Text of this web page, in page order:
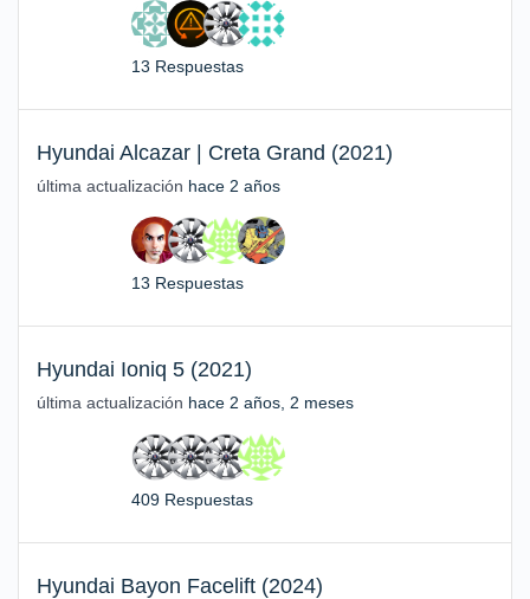
13 Respuestas
Hyundai Alcazar | Creta Grand (2021)
última actualización hace 2 años
13 Respuestas
Hyundai Ioniq 5 (2021)
última actualización hace 2 años, 2 meses
409 Respuestas
Hyundai Bayon Facelift (2024)